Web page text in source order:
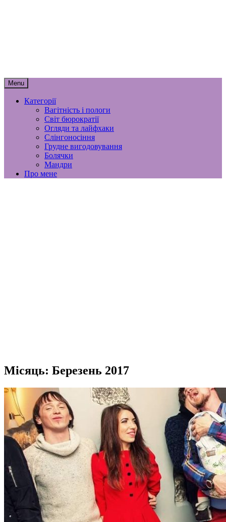
Menu
Категорії
Вагітність і пологи
Світ бюрократії
Огляди та лайфхаки
Слінгоносіння
Грудне вигодовування
Болячки
Мандри
Про мене
Місяць: Березень 2017